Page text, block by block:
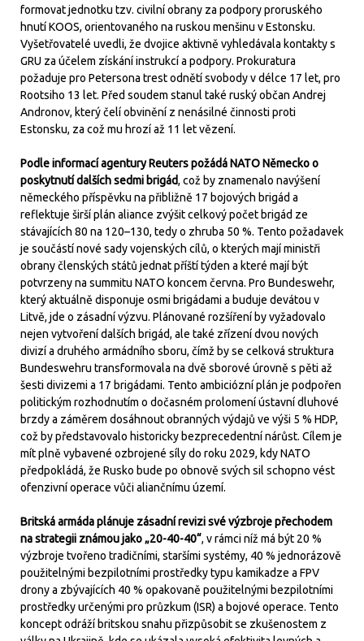
formovat jednotku tzv. civilní obrany za podpory proruského
hnutí KOOS, orientovaného na ruskou menšinu v Estonsku.
Vyšetřovatelé uvedli, že dvojice aktivně vyhledávala kontakty s
GRU za účelem získání instrukcí a podpory. Prokuratura
požaduje pro Petersona trest odnětí svobody v délce 17 let, pro
Rootsiho 13 let. Před soudem stanul také ruský občan Andrej
Andronov, který čelí obvinění z nenásilné činnosti proti
Estonsku, za což mu hrozí až 11 let vězení.
Podle informací agentury Reuters požádá NATO Německo o
poskytnutí dalších sedmi brigád, což by znamenalo navýšení
německého příspěvku na přibližně 17 bojových brigád a
reflektuje širší plán aliance zvýšit celkový počet brigád ze
stávajících 80 na 120–130, tedy o zhruba 50 %. Tento požadavek
je součástí nové sady vojenských cílů, o kterých mají ministři
obrany členských států jednat příští týden a které mají být
potvrzeny na summitu NATO koncem června. Pro Bundeswehr,
který aktuálně disponuje osmi brigádami a buduje devátou v
Litvě, jde o zásadní výzvu. Plánované rozšíření by vyžadovalo
nejen vytvoření dalších brigád, ale také zřízení dvou nových
divizí a druhého armádního sboru, čímž by se celková struktura
Bundeswehru transformovala na dvě sborové úrovně s pěti až
šesti divizemi a 17 brigádami. Tento ambiciózní plán je podpořen
politickým rozhodnutím o dočasném prolomení ústavní dluhové
brzdy a záměrem dosáhnout obranných výdajů ve výši 5 % HDP,
což by představovalo historicky bezprecedentní nárůst. Cílem je
mít plně vybavené ozbrojené síly do roku 2029, kdy NATO
předpokládá, že Rusko bude po obnově svých sil schopno vést
ofenzivní operace vůči aliančnímu území.
Britská armáda plánuje zásadní revizi své výzbroje přechodem
na strategii známou jako „20-40-40“, v rámci níž má být 20 %
výzbroje tvořeno tradičními, staršími systémy, 40 % jednorázově
použitelnými bezpilotními prostředky typu kamikadze a FPV
drony a zbývajících 40 % opakovaně použitelnými bezpilotními
prostředky určenými pro průzkum (ISR) a bojové operace. Tento
koncept odráží britskou snahu přizpůsobit se zkušenostem z